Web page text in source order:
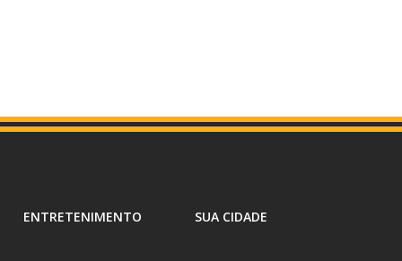
ENTRETENIMENTO SUA CIDADE